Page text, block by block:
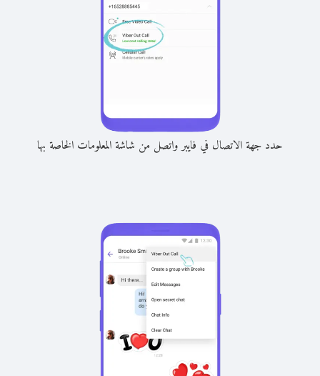
حدد جهة الاتصال في فايبر واتصل من شاشة المعلومات الخاصة بها